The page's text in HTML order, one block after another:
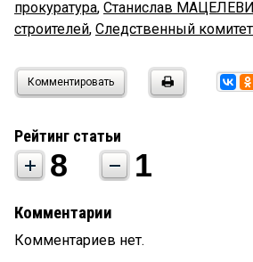
прокуратура, Станислав
строителей, Следственный комитет
Комментировать
Рейтинг статьи
8 1
Комментарии
Комментариев нет.